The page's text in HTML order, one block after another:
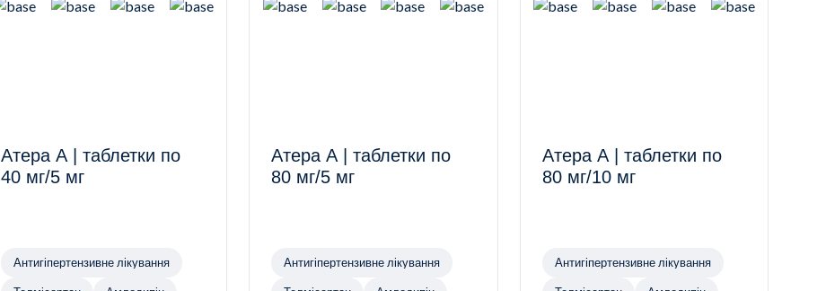
Атера А | таблетки по
40 мг/5 мг
Антигіпертензивне лікування
Атера А | таблетки по
80 мг/5 мг
Антигіпертензивне лікування
Атера А | таблетки по
80 мг/10 мг
Антигіпертензивне лікування